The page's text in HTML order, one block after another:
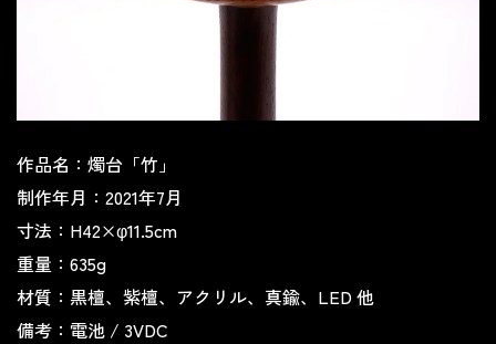
作品名：燭台「竹」
制作年月：2021年7月
寸法：H42×φ11.5cm
重量：635g
材質：黒檀、紫檀、アクリル、真鍮、LED 他
備考：電池 / 3VDC